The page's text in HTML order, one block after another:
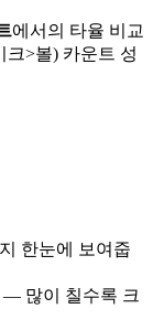
에서의 타율 비교
크>볼) 카운트 성
한눈에 보여줍
— 많이 칠수록 크